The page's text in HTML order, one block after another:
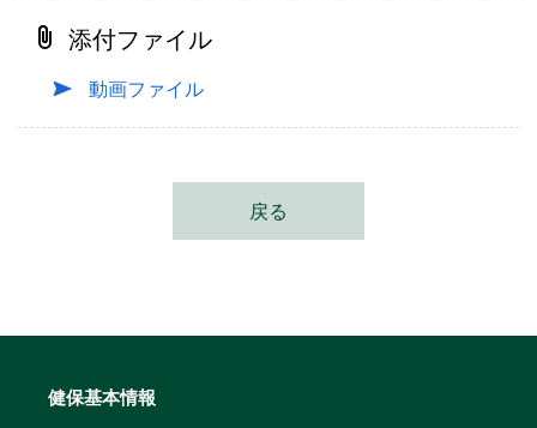
添付ファイル
動画ファイル
戻る
健保基本情報